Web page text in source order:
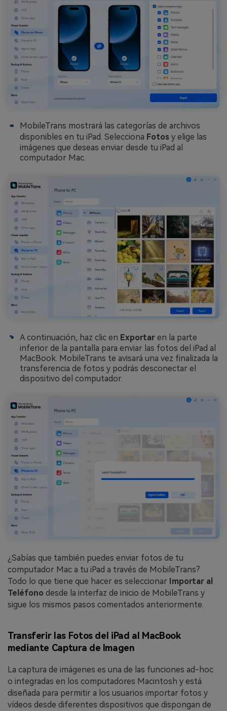
MobileTrans mostrará las categorías de archivos
disponibles en tu iPad. Selecciona Fotos y elige las
imágenes que deseas enviar desde tu iPad al
computador Mac.
A continuación, haz clic en Exportar en la parte
inferior de la pantalla para enviar las fotos del iPad al
MacBook. MobileTrans te avisará una vez finalizada la
transferencia de fotos y podrás desconectar el
dispositivo del computador.
¿Sabías que también puedes enviar fotos de tu
computador Mac a tu iPad a través de MobileTrans?
Todo lo que tiene que hacer es seleccionar Importar al
Teléfono desde la interfaz de inicio de MobileTrans y
sigue los mismos pasos comentados anteriormente.
Transferir las Fotos del iPad al MacBook
mediante Captura de Imagen
La captura de imágenes es una de las funciones ad-hoc
o integradas en los computadores Macintosh y está
diseñada para permitir a los usuarios importar fotos y
vídeos desde diferentes dispositivos que dispongan de